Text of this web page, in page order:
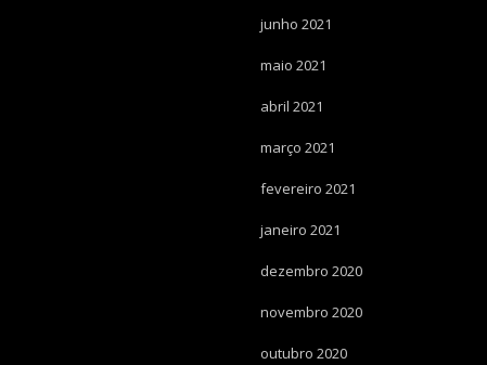
junho 2021
maio 2021
abril 2021
março 2021
fevereiro 2021
janeiro 2021
dezembro 2020
novembro 2020
outubro 2020